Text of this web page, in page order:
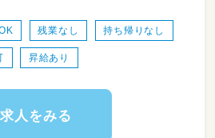
残業なし 持ち帰りなし
昇給あり
求人をみる